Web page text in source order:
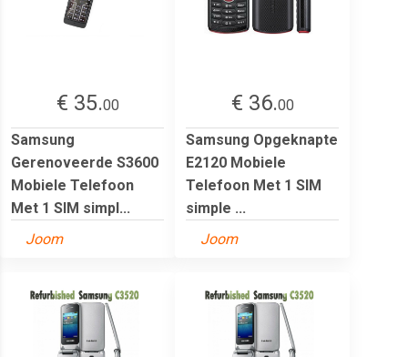
€ 35.00
Samsung
Gerenoveerde S3600
Mobiele Telefoon
Met 1 SIM simpl...
Joom
€ 36.00
Samsung Opgeknapte
E2120 Mobiele
Telefoon Met 1 SIM
simple ...
Joom